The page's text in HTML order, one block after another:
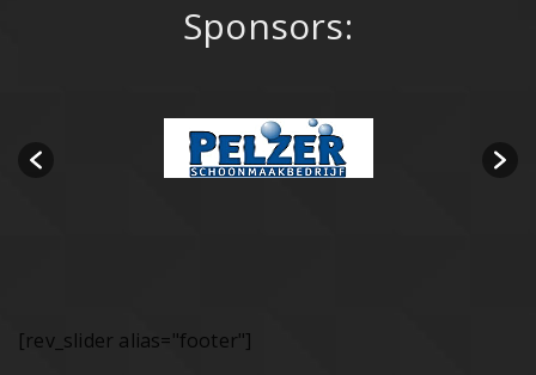
Sponsors:
[rev_slider alias="footer"]